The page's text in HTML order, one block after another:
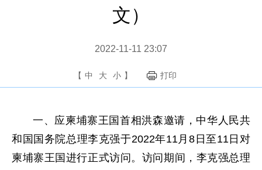
文）
2022-11-11 23:07
【 中 大 小 】 打印
一、应柬埔寨王国首相洪森邀请，中华人民共
和国国务院总理李克强于2022年11月8日至11日对
柬埔寨王国进行正式访问。访问期间，李克强总理